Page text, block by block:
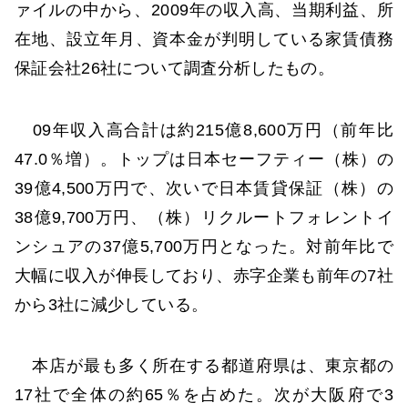
ァイルの中から、2009年の収入高、当期利益、所
在地、設立年月、資本金が判明している家賃債務
保証会社26社について調査分析したもの。
09年収入高合計は約215億8,600万円（前年比
47.0％増）。トップは日本セーフティー（株）の
39億4,500万円で、次いで日本賃貸保証（株）の
38億9,700万円、（株）リクルートフォレントイ
ンシュアの37億5,700万円となった。対前年比で
大幅に収入が伸長しており、赤字企業も前年の7社
から3社に減少している。
本店が最も多く所在する都道府県は、東京都の
17社で全体の約65％を占めた。次が大阪府で3